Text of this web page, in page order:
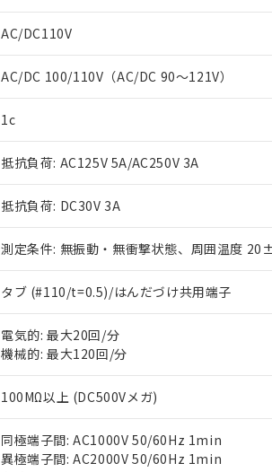
AC/DC110V
AC/DC 100/110V（AC/DC 90～121V）
1c
抵抗負荷: AC125V 5A/AC250V 3A
抵抗負荷: DC30V 3A
測定条件: 無振動・無衝撃状態、周囲温度
タブ (#110/t=0.5)/はんだづけ共用端子
電気的: 最大20回/分
機械的: 最大120回/分
100MΩ以上 (DC500Vメガ)
同極端子間: AC1000V 50/60Hz 1min
異極端子間: AC2000V 50/60Hz 1min
ご利用条件
以下の条件をお読みいただき、同意のう
くものです。
当社制御機器事業取扱商品の中には
在庫状況および標準価格照会結果は
のであり、閲覧された時点での実際
い。
正式な納期状況および標準価格はお
当社販売員にご相談ください。
在庫状況および標準価格結果を当社
す。
※1 対応状況
対応予定：EU RoHS指令（10物質）の非
対応予定なし：EU RoHS指令（10物質）
調査・確認中：EU RoHS指令（10物質）
非該当品：ライセンス料など無形物で、有
仕入先様の事情により、非含有部品とし
があります。
鉛(Pb) 1000ppm以下、 水銀(Hg) 1000ppm以下、 カ
ル（DBP） 1000ppm以下、フタル酸ジイソブチル
但し、RoHS指令で産業用監視および制御機器に対する
フタル酸エステル類の４物質については閾値を超える
※2 対応予定月
部品在庫の切り替え状況などにより、予定
※1 中国RoHS○×表
「○」：最大均質材料含有率が中国RoHS
「×」：最大均質材料含有率が中国RoHS
「－」：未確認です。当社販売部門へお問
*中国RoHS10物質の基準値 (GB/T26572)：
Pb(鉛) :1000ppm、 Hg(水銀) : 1000ppm、 Cd(カドミ
Cr(Ⅵ)(六価クロム) : 1000ppm、 PBBs(ポリ臭化ビフ
※2 環境保護使用期限
う）を輸出または国外への提供する
などの必要な手続きをとります。
当社は規制貨物を破棄する場合は、
ます。
当社は貴社製品を、核兵器、ミサイ
置等に一切使用いたしません。
また当社は、販売先および販売に係
たしません。
号
－
在庫なし(最新の在庫状況につい